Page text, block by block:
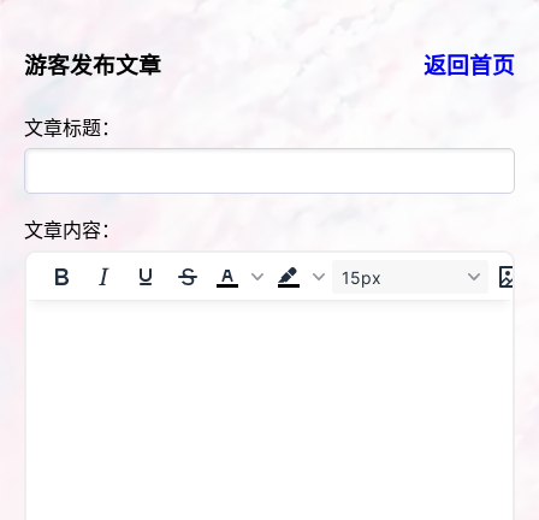
游客发布文章 返回首页
文章标题：
文章内容：
15px